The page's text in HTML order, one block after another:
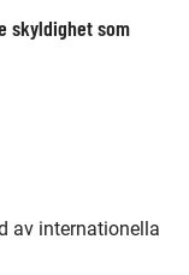
skyldighet som
av internationella